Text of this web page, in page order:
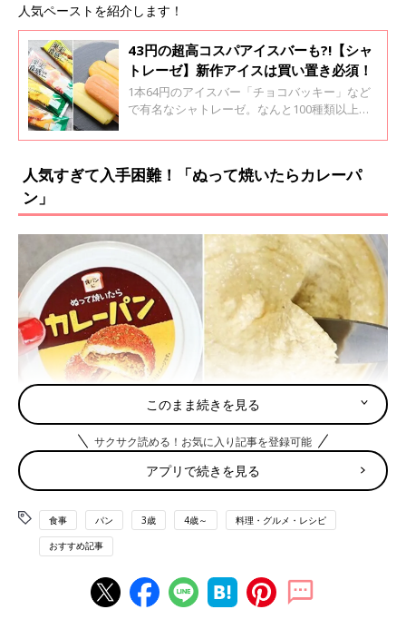
人気ペーストを紹介します！
43円の超高コスパアイスバーも?!【シャ
トレーゼ】新作アイスは買い置き必須！
1本64円のアイスバー「チョコバッキー」など
で有名なシャトレーゼ。なんと100種類以上も
が、今年の4月から5月にかけて発売されている
ちろん、大人のご褒美にぴったりのアイスもた
人気すぎて入手困難！「ぬって焼いたらカレーパ
ン」
まず紹介するのはカルディのオリジナル商品「ぬって焼いたらカ
レーパン」。一時期は入手困難になってしまったぐらい人気のペ
ーストです。最近は購入できる個数に制限がありますが、以前よ
り買いやすくなってきましたよ♪
ぬって焼くだけでサクサクカレーパンに
このまま続きを見る
サクサク読める！お気に入り記事を登録可能
アプリで続きを見る
食事 パン 3歳 4歳～ 料理・グルメ・レシピ
おすすめ記事